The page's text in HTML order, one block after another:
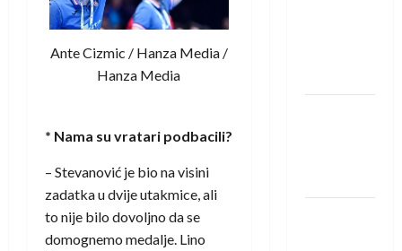
Ante Cizmic / Hanza Media /
Hanza Media
* Nama su vratari podbacili?
– Stevanović je bio na visini
zadatka u dvije utakmice, ali
to nije bilo dovoljno da se
domognemo medalje. Lino